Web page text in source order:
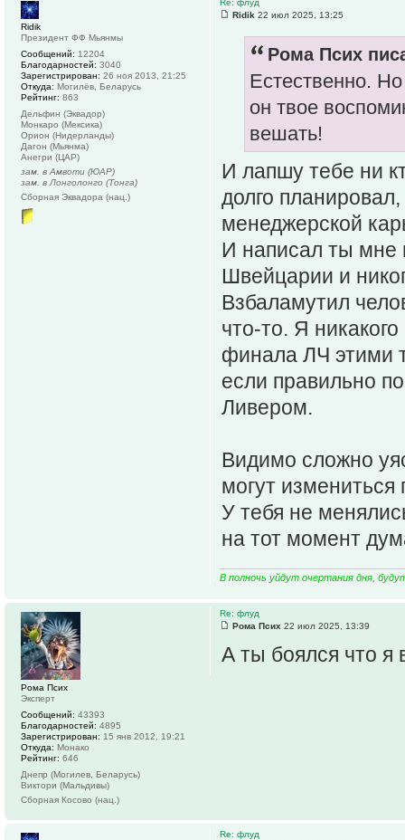
Re: флуд
Ridik 22 июл 2025, 13:25
Рома Псих
Естественно.
он твое
вешать!
И лапшу тебе ни
долго
менеджерской
И написал ты мне
Швейцарии и
Взбаламутил
что-то. Я
финала ЛЧ этими
если правильно
Ливером.
Видимо сложно
могут измениться
У тебя не
на тот момент
В полночь уйдут очертания дня,
Ridik
Президент ФФ Мьянмы
Сообщений: 12204
Благодарностей: 3040
Зарегистрирован: 26 ноя 2013, 21:25
Откуда: Могилёв, Беларусь
Рейтинг: 863
Дельфин (Эквадор)
Монкаро (Мексика)
Орион (Нидерланды)
Дагон (Мьянма)
Анегри (ЦАР)
зам. в Амвоти (ЮАР)
зам. в Лонголонго (Тонга)
Сборная Эквадора (нац.)
Re: флуд
Рома Псих 22 июл 2025, 13:39
А ты боялся что я
Рома Псих
Эксперт
Сообщений: 43393
Благодарностей: 4895
Зарегистрирован: 15 янв 2012, 19:21
Откуда: Монако
Рейтинг: 646
Днепр (Могилев, Беларусь)
Виктори (Мальдивы)
Сборная Косово (нац.)
Re: флуд